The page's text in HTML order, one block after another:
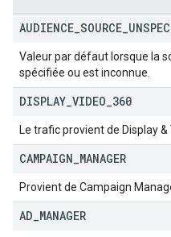
AUDIENCE SOURCE
Valeur par défaut lorsque la
spécifiée ou est inconnue.
DISPLAY VIDEO 360
Le trafic provient de Display &
CAMPAIGN MANAGER
Provient de Campaign
AD MANAGER